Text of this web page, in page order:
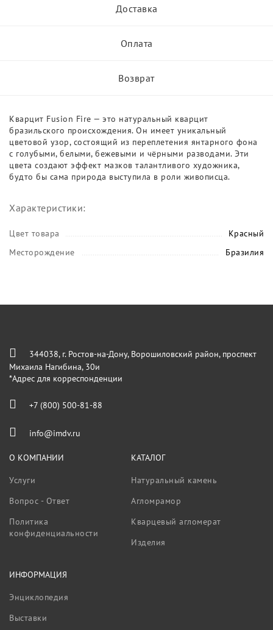
Доставка
Оплата
Возврат
Кварцит Fusion Fire — это натуральный кварцит
бразильского происхождения. Он имеет уникальный
цветовой узор, состоящий из переплетения янтарного фона
с голубыми, белыми, бежевыми и чёрными разводами. Эти
цвета создают эффект мазков талантливого художника,
будто бы сама природа выступила в роли живописца.
Характеристики:
Цвет товара
Красный
Месторождение
Бразилия
344038, г. Ростов-на-Дону, Ворошиловский район, проспект
Михаила Нагибина, 30и
*Адрес для корреспонденции
+7 (800) 500-81-88
info@imdv.ru
О КОМПАНИИ
Услуги
Вопрос - Ответ
Политика
конфиденциальности
КАТАЛОГ
Натуральный камень
Агломрамор
Кварцевый агломерат
Изделия
ИНФОРМАЦИЯ
Энциклопедия
Выставки